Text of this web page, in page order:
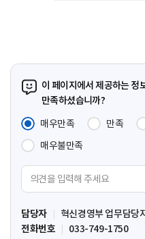
이 페이지에서 제공하는 정
만족하셨습니까?
매우만족
만족
매우불만족
견
입
력
담당자
혁신경영부 업무담당
전화번호
033-749-1750